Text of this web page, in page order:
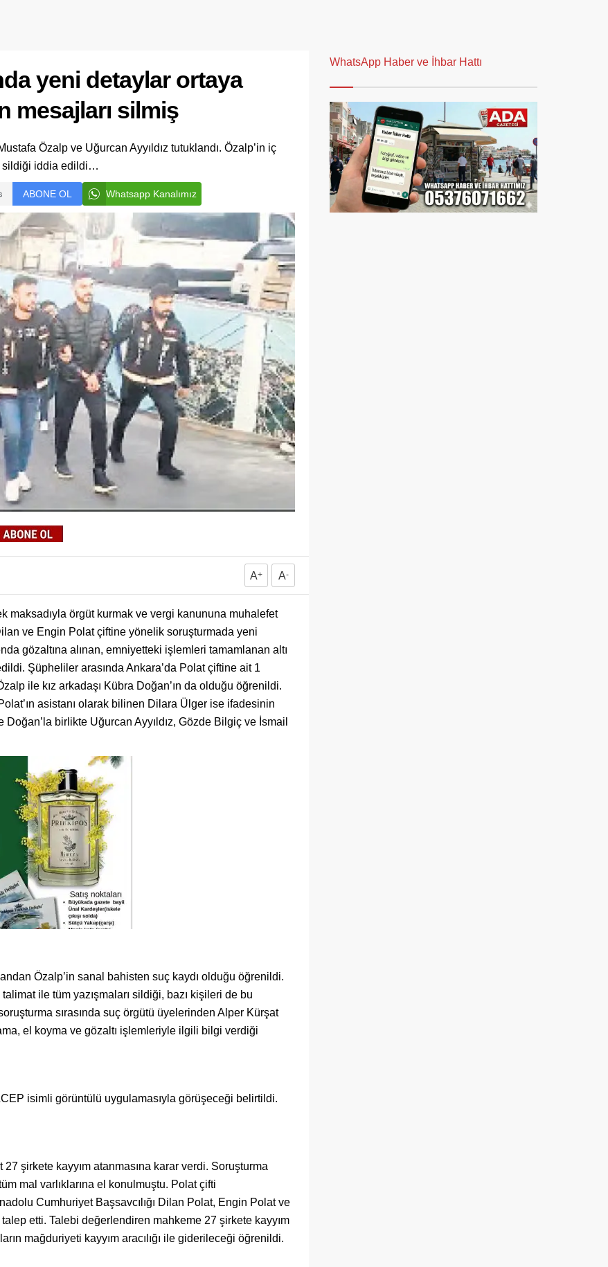
yeni detaylar ortaya
mesajları silmiş
Özalp ve Uğurcan Ayyıldız tutuklandı. Özalp’in iç
sildiği iddia edildi…
ABONE OL Whatsapp Kanalımız
A+ A-
maksadıyla örgüt kurmak ve vergi kanununa muhalefet
ve Engin Polat çiftine yönelik soruşturmada yeni
gözaltına alınan, emniyetteki işlemleri tamamlanan altı
Şüpheliler arasında Ankara’da Polat çiftine ait 1
ile kız arkadaşı Kübra Doğan’ın da olduğu öğrenildi.
asistanı olarak bilinen Dilara Ülger ise ifadesinin
Doğan’la birlikte Uğurcan Ayyıldız, Gözde Bilgiç ve İsmail
Özalp’in sanal bahisten suç kaydı olduğu öğrenildi.
talimat ile tüm yazışmaları sildiği, bazı kişileri de bu
sırasında suç örgütü üyelerinden Alper Kürşat
el koyma ve gözaltı işlemleriyle ilgili bilgi verdiği
isimli görüntülü uygulamasıyla görüşeceği belirtildi.
şirkete kayyım atanmasına karar verdi. Soruşturma
mal varlıklarına el konulmuştu. Polat çifti
Cumhuriyet Başsavcılığı Dilan Polat, Engin Polat ve
talep etti. Talebi değerlendiren mahkeme 27 şirkete kayyım
mağduriyeti kayyım aracılığı ile giderileceği öğrenildi.
WhatsApp Haber ve İhbar Hattı